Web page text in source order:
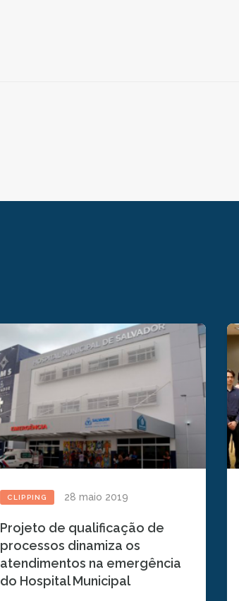
CLIPPING 28 maio 2019
Projeto de qualificação de
processos dinamiza os
atendimentos na emergência
do Hospital Municipal